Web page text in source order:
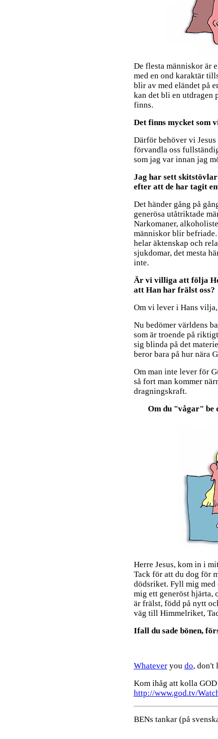
De flesta människor är
med en ond karaktär
blir av med eländet på
kan det bli en utdragen
finns.
Det finns mycket som
Därför behöver vi
förvandla oss
som jag var innan jag
Jag har sett
efter att de har tagit
Det händer gång på
generösa utåtriktade
Narkomaner,
människor blir
helar äktenskap och
sjukdomar, det mesta
inte.
Är vi villiga att följa
att Han har frälst oss?
Om vi lever i Hans
Nu bedömer världens
som är troende på
sig blinda på det
beror bara på hur nära
Om man inte lever för
så fort man kommer
dragningskraft.
Om du "vågar" be
Herre Jesus, kom in i
Tack för att du dog för
dödsriket. Fyll mig med
mig ett generöst hjärta,
är frälst, född på nytt
väg till Himmelriket,
Ifall du sade bönen,
Whateveryou do, don't
Kom ihåg att kolla
http://www.god.tv/
BENs tankar (på